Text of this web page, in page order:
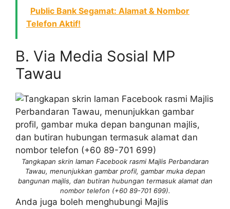
Public Bank Segamat: Alamat & Nombor
Telefon Aktif!
B. Via Media Sosial MP
Tawau
Tangkapan skrin laman Facebook rasmi Majlis Perbandaran
Tawau, menunjukkan gambar profil, gambar muka depan
bangunan majlis, dan butiran hubungan termasuk alamat dan
nombor telefon (+60 89-701 699).
Anda juga boleh menghubungi Majlis